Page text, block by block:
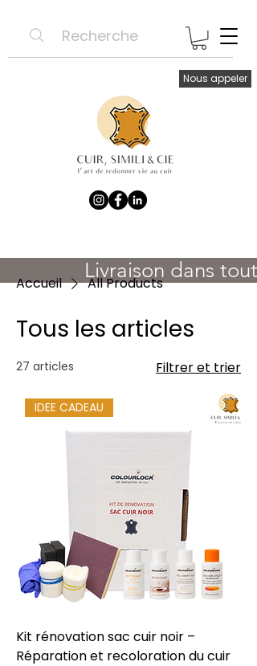
Recherche
Nous appeler
Livraison dans
Accueil All Products
Tous les articles
27 articles Filtrer et trier
IDEE CADEAU
Kit rénovation sac cuir noir –
Réparation et recoloration du cuir